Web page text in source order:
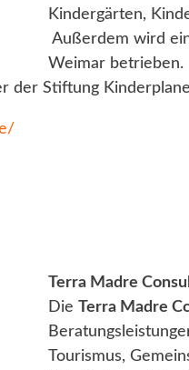
Kindergärten,
Außerdem wird
Weimar betrieben.
der Stiftung
Terra Madre
Die
Terra Madre
Tourismus,